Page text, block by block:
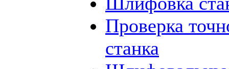
Проверка
станка